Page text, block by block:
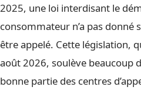
2025, une loi interdisant le
consommateur n’a pas
être appelé. Cette législation,
août 2026, soulève beaucoup
bonne partie des centres